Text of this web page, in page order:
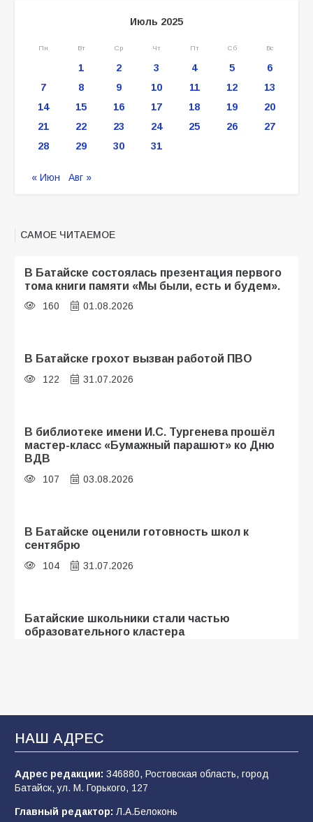
Июль 2025
Пн Вт Ср Чт Пт Сб Вс
1 2 3 4 5
6
7
8 9 10 11 12
13
14
15 16 17 18 19
20
21
22 23 24 25 26
27
28
29 30 31
« Июн Авг »
САМОЕ ЧИТАЕМОЕ
В Батайске состоялась презентация первого
тома книги памяти «Мы были, есть и будем».
160 01.08.2026
В Батайске грохот вызван работой ПВО
122 31.07.2026
В библиотеке имени И.С. Тургенева прошёл
мастер-класс «Бумажный парашют» ко Дню
ВДВ
107 03.08.2026
В Батайске оценили готовность школ к
сентябрю
104 31.07.2026
Батайские школьники стали частью
образовательного кластера
деле происходит в армии России в августе
2026 года
97 03.08.2026
НАШ АДРЕС
Адрес редакции: 346880, Ростовская область, город
Батайск, ул. М. Горького, 127
Главный редактор: Л.А.Белоконь